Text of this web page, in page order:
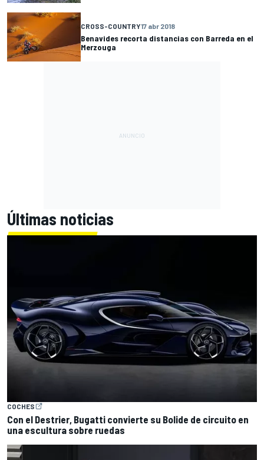
CROSS-COUNTRY17 abr 2018
Benavides recorta distancias con Barreda en el
Merzouga
Últimas noticias
COCHES
Con el Destrier, Bugatti convierte su Bolide de circuito en
una escultura sobre ruedas